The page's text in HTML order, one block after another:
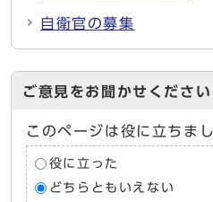
自衛官の募集
ご意見をお聞かせください
このページは役に立ちま
役に立った
どちらともいえない